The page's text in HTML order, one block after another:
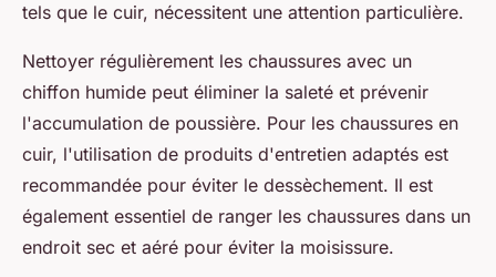
tels que le cuir, nécessitent une attention particulière.
Nettoyer régulièrement les chaussures avec un
chiffon humide peut éliminer la saleté et prévenir
l'accumulation de poussière. Pour les chaussures en
cuir, l'utilisation de produits d'entretien adaptés est
recommandée pour éviter le dessèchement. Il est
également essentiel de ranger les chaussures dans un
endroit sec et aéré pour éviter la moisissure.